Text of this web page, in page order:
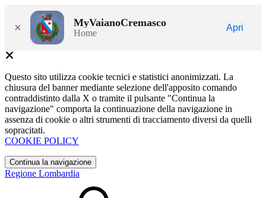
× MyVaianoCremasco
Home
Apri
Questo sito utilizza cookie tecnici e statistici anonimizzati. La
chiusura del banner mediante selezione dell'apposito comando
contraddistinto dalla X o tramite il pulsante "Continua la
navigazione" comporta la continuazione della navigazione in
assenza di cookie o altri strumenti di tracciamento diversi da quelli
sopracitati.
COOKIE POLICY
Continua la navigazione
Regione Lombardia